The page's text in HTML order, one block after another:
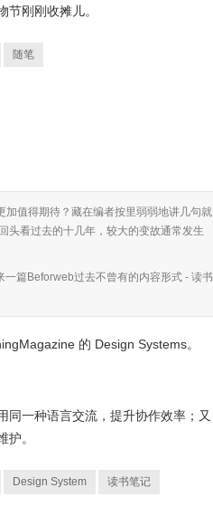
刚刚收摊儿。
随笔
值得期待？藏在编者按里弱弱地讲几句就
头看过去的十几年，较大的变故通常发生
篇Beforweb过去不曾有的内容形式 - 读书
的 Design Systems。
同一种语言交流，提升协作效率；又
。
Design System 读书笔记